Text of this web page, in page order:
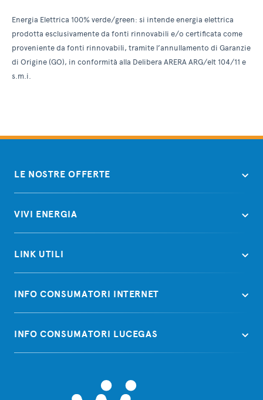
Energia Elettrica 100% verde/green: si intende energia elettrica
prodotta esclusivamente da fonti rinnovabili e/o certificata come
proveniente da fonti rinnovabili, tramite l’annullamento di Garanzie
di Origine (GO), in conformità alla Delibera ARERA ARG/elt 104/11 e
s.m.i.
LE NOSTRE OFFERTE
VIVI ENERGIA
LINK UTILI
INFO CONSUMATORI INTERNET
INFO CONSUMATORI LUCEGAS